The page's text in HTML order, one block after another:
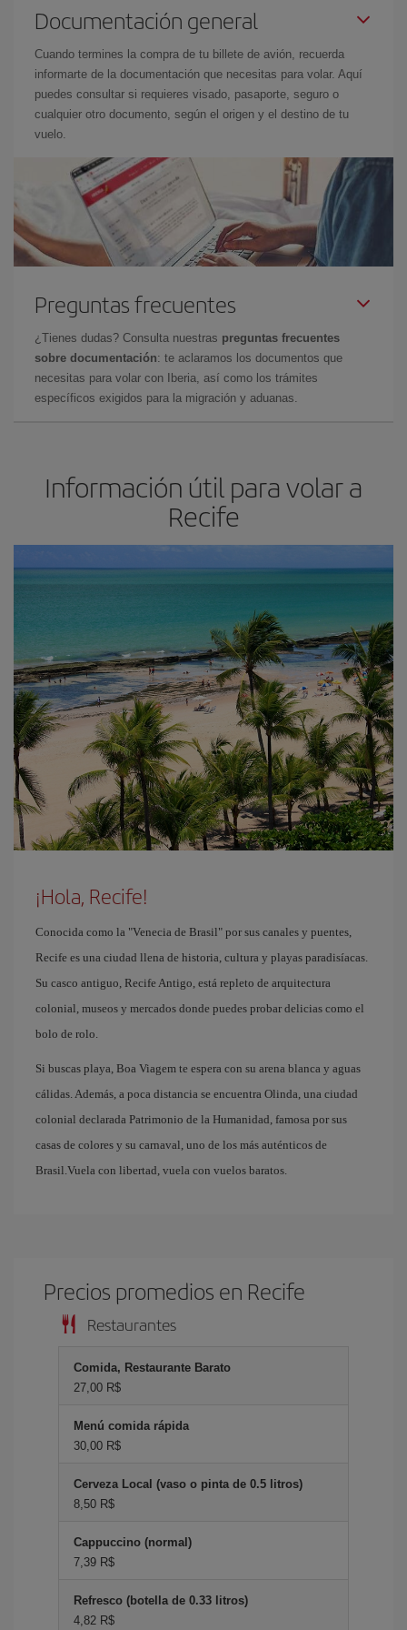
Documentación general
Cuando termines la compra de tu billete de avión, recuerda
informarte de la documentación que necesitas para volar. Aquí
puedes consultar si requieres visado, pasaporte, seguro o
cualquier otro documento, según el origen y el destino de tu
vuelo.
Preguntas frecuentes
¿Tienes dudas? Consulta nuestras preguntas frecuentes
sobre documentación: te aclaramos los documentos que
necesitas para volar con Iberia, así como los trámites
específicos exigidos para la migración y aduanas.
Información útil para volar a
Recife
¡Hola, Recife!
Conocida como la "Venecia de Brasil" por sus canales y puentes,
Recife es una ciudad llena de historia, cultura y playas paradisíacas.
Su casco antiguo, Recife Antigo, está repleto de arquitectura
colonial, museos y mercados donde puedes probar delicias como el
bolo de rolo.
Si buscas playa, Boa Viagem te espera con su arena blanca y aguas
cálidas. Además, a poca distancia se encuentra Olinda, una ciudad
colonial declarada Patrimonio de la Humanidad, famosa por sus
casas de colores y su carnaval, uno de los más auténticos de
Brasil.Vuela con libertad, vuela con vuelos baratos.
Precios promedios en Recife
Restaurantes
Comida, Restaurante Barato
27,00 R$
Menú comida rápida
30,00 R$
Cerveza Local (vaso o pinta de 0.5 litros)
8,50 R$
Cappuccino (normal)
7,39 R$
Refresco (botella de 0.33 litros)
4,82 R$